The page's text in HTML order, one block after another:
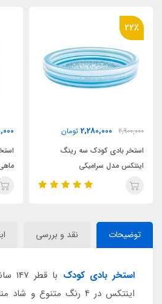
3,850,000 تومان
استخر بادی کودک اینتکس طرح
ماهی سایبان دار
توضیحات نقد و بررسی
استخر بادی کودک
با
اینتکس در 4 رنگ متنوع و